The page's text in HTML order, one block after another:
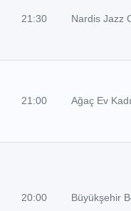
21:30 Nardis Jazz
21:00 Ağaç Ev
20:00 Büyükşehir